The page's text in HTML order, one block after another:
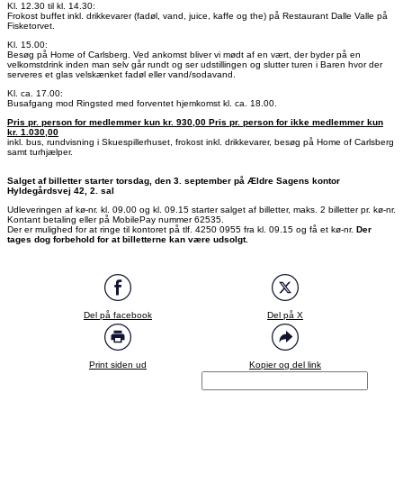
Kl. 12.30 til kl. 14.30:
Frokost buffet inkl. drikkevarer (fadøl, vand, juice, kaffe og the) på Restaurant Dalle Valle på
Fisketorvet.
Kl. 15.00:
Besøg på Home of Carlsberg. Ved ankomst bliver vi mødt af en vært, der byder på en
velkomstdrink inden man selv går rundt og ser udstillingen og slutter turen i Baren hvor der
serveres et glas velskænket fadøl eller vand/sodavand.
Kl. ca. 17.00:
Busafgang mod Ringsted med forventet hjemkomst kl. ca. 18.00.
Pris pr. person for medlemmer kun kr. 930,00 Pris pr. person for ikke medlemmer kun
kr. 1.030,00
inkl. bus, rundvisning i Skuespillerhuset, frokost inkl. drikkevarer, besøg på Home of Carlsberg
samt turhjælper.
Salget af billetter starter torsdag, den 3. september på Ældre Sagens kontor
Hyldegårdsvej 42, 2. sal
Udleveringen af kø-nr. kl. 09.00 og kl. 09.15 starter salget af billetter, maks. 2 billetter pr. kø-nr.
Kontant betaling eller på MobilePay nummer 62535.
Der er mulighed for at ringe til kontoret på tlf. 4250 0955 fra kl. 09.15 og få et kø-nr. Der
tages dog forbehold for at billetterne kan være udsolgt.
Del på facebook Del på X
Print siden ud Kopier og del link